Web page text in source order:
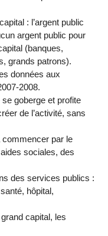
: l’argent public
argent public pour
(banques,
grands patrons).
données aux
2008.
goberge et profite
de l’activité, sans
commencer par le
sociales, des
des services publics :
hôpital,
capital, les